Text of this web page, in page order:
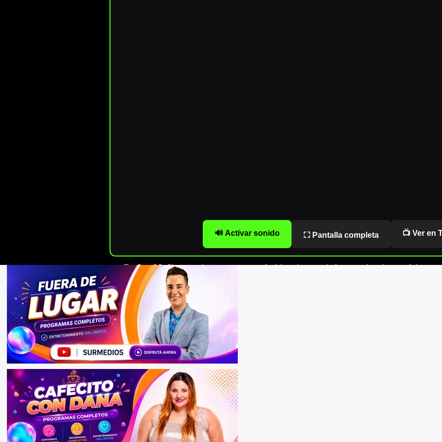
🔊 Activar sonido ⛶ Pantalla completa 📺 Ver en
EnSur Mediosseguimos construyendo historias que informan, inspiran y dejan